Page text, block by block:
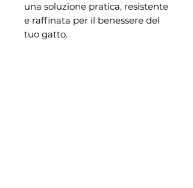
una soluzione pratica, resistente
e raffinata per il benessere del
tuo gatto.